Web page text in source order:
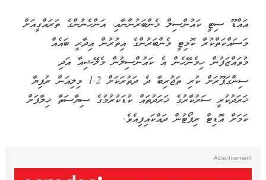
އައްޑޫ ސިޓީ ކައުންސިލް މެންބަރުންނާއި، އަންހެނުންގެ ތަރައްގީއަށް
މަސައްކަތްކުރާ ކޮމިޓީ މެންބަރުންގެ އިތުރުން އިދާރީ ބައެއް
މުވައްޒަފުން ހިމެނޭހެން އެ ކައުންސިލުން މެލޭޝިއާ އަދި
ސިންގަޕޫރަށް ކުރި ތަޖުރިބާ ދެ ދަތުރަކަށް 1.2 މިލިއަން ރުފިޔާ
ޚަރަދުކުރީ ސަރުކާރުގެ ޚަރަދުތައް ކުޑަކުރުމުގެ ސިޔާސަތާ ޚިލާފަށް
ކަމަށް އޮޑިޓް ރިޕޯޓުން ދައްކައިފިއެވެ.